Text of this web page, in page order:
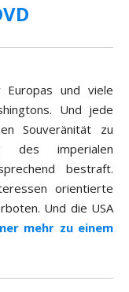
und viele
Und jede
Souveränität zu
des imperialen
bestraft.
orientierte
Und die USA
mehr zu einem